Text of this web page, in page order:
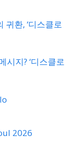
귀환, ‘디스클로
시지? ‘디스클로
2026